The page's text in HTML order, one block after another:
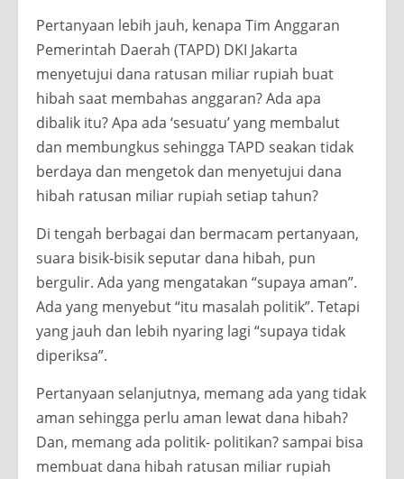
Pertanyaan lebih jauh, kenapa Tim Anggaran
Pemerintah Daerah (TAPD) DKI Jakarta
menyetujui dana ratusan miliar rupiah buat
hibah saat membahas anggaran? Ada apa
dibalik itu? Apa ada ‘sesuatu’ yang membalut
dan membungkus sehingga TAPD seakan tidak
berdaya dan mengetok dan menyetujui dana
hibah ratusan miliar rupiah setiap tahun?
Di tengah berbagai dan bermacam pertanyaan,
suara bisik-bisik seputar dana hibah, pun
bergulir. Ada yang mengatakan “supaya aman”.
Ada yang menyebut “itu masalah politik”. Tetapi
yang jauh dan lebih nyaring lagi “supaya tidak
diperiksa”.
Pertanyaan selanjutnya, memang ada yang tidak
aman sehingga perlu aman lewat dana hibah?
Dan, memang ada politik- politikan? sampai bisa
membuat dana hibah ratusan miliar rupiah